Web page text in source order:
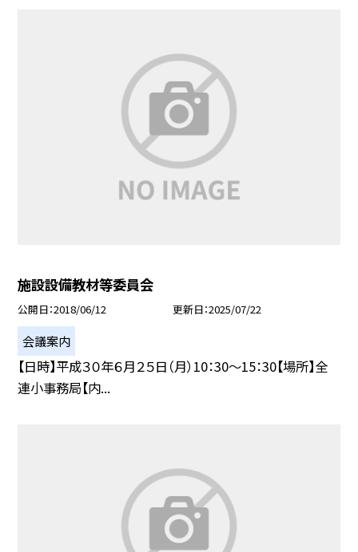
施設設備教材等委員会
公開日 2018/06/12 更新日 2025/07/22
会議案内
【日時】平成３０年６月２５日（月）10：30〜15：30【場所】全
連小事務局【内...